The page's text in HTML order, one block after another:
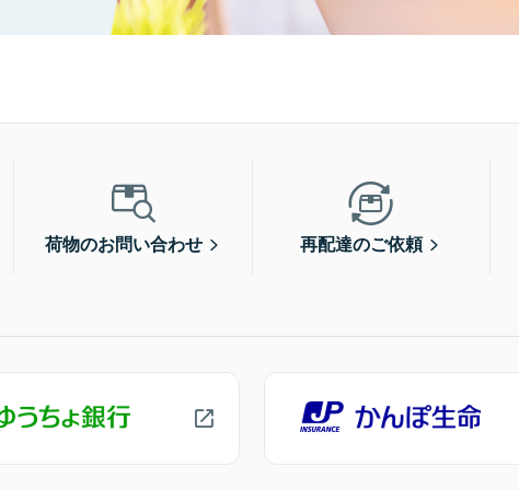
荷物のお問い合わせ 再配達のご依頼